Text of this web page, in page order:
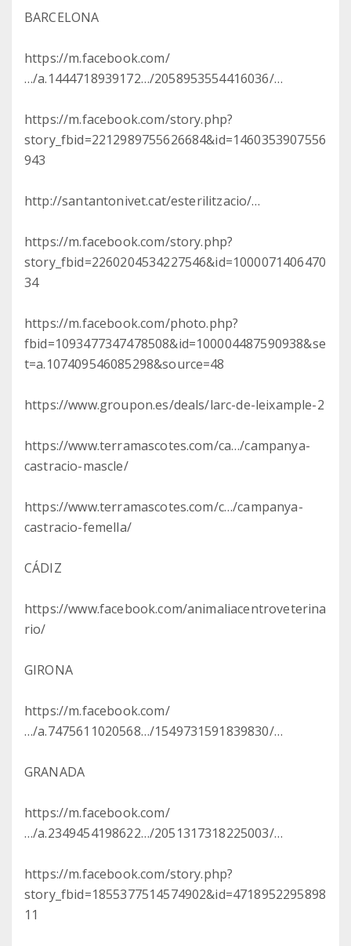
BARCELONA
https://m.facebook.com/
…/a.1444718939172…/2058953554416036/…
https://m.facebook.com/story.php?
story_fbid=2212989755626684&id=1460353907556
943
http://santantonivet.cat/esterilitzacio/…
https://m.facebook.com/story.php?
story_fbid=2260204534227546&id=1000071406470
34
https://m.facebook.com/photo.php?
fbid=1093477347478508&id=100004487590938&se
t=a.107409546085298&source=48
https://www.groupon.es/deals/larc-de-leixample-2
https://www.terramascotes.com/ca…/campanya-
castracio-mascle/
https://www.terramascotes.com/c…/campanya-
castracio-femella/
CÁDIZ
https://www.facebook.com/animaliacentroveterina
rio/
GIRONA
https://m.facebook.com/
…/a.7475611020568…/1549731591839830/…
GRANADA
https://m.facebook.com/
…/a.2349454198622…/2051317318225003/…
https://m.facebook.com/story.php?
story_fbid=1855377514574902&id=4718952295898
11